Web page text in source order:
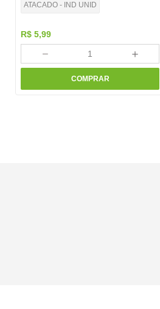
ATACADO - IND UNID
R$ 5,99
＋
－
COMPRAR